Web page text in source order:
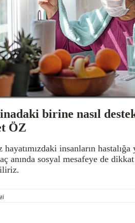
birine nasıl
ÖZ
insanların hastalığa
anında sosyal mesafeye de